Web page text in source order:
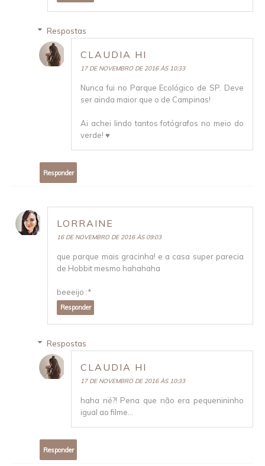
Respostas
CLAUDIA HI
17 DE NOVEMBRO DE 2016 ÀS 10:33
Nunca fui no Parque Ecológico de SP. Deve
ser ainda maior que o de Campinas!
Ai achei lindo tantos fotógrafos no meio do
verde! ♥
Responder
LORRAINE
16 DE NOVEMBRO DE 2016 ÀS 09:03
que parque mais gracinha! e a casa super parecia
de Hobbit mesmo hahahaha
beeeijo :*
Responder
Respostas
CLAUDIA HI
17 DE NOVEMBRO DE 2016 ÀS 10:33
haha né?! Pena que não era pequenininho
igual ao filme...
Responder